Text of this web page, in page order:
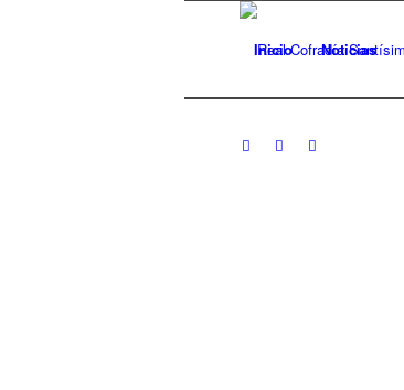
Inicio Noticias